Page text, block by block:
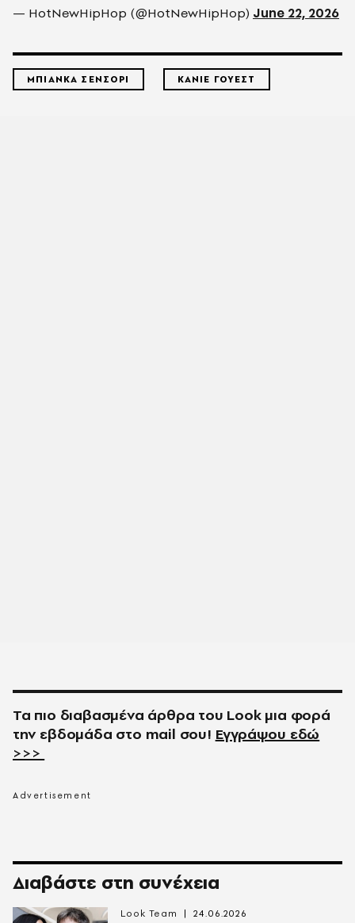
— HotNewHipHop (@HotNewHipHop) June 22, 2026
ΜΠΙΑΝΚΑ ΣΕΝΣΟΡΙ ΚΑΝΙΕ ΓΟΥΕΣΤ
Τα πιο διαβασμένα άρθρα του Look μια φορά
την εβδομάδα στο mail σου! Εγγράψου εδώ
>>>
Διαβάστε στη συνέχεια
Look Team 24.06.2026